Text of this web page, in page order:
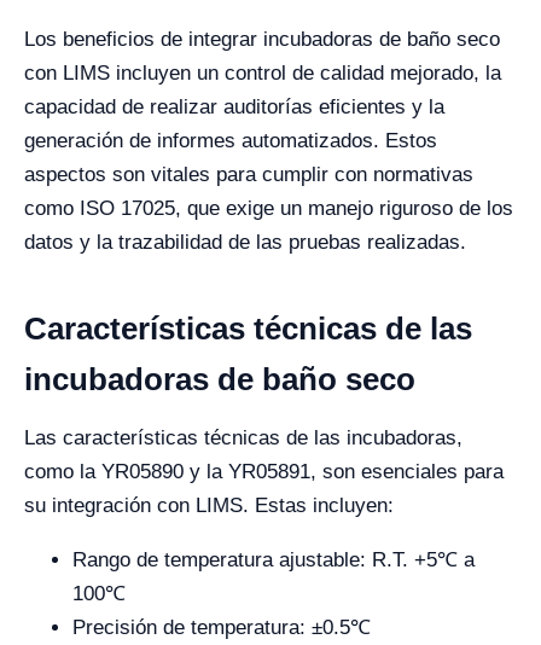
Los beneficios de integrar incubadoras de baño seco
con LIMS incluyen un control de calidad mejorado, la
capacidad de realizar auditorías eficientes y la
generación de informes automatizados. Estos
aspectos son vitales para cumplir con normativas
como ISO 17025, que exige un manejo riguroso de los
datos y la trazabilidad de las pruebas realizadas.
Características técnicas de las
incubadoras de baño seco
Las características técnicas de las incubadoras,
como la YR05890 y la YR05891, son esenciales para
su integración con LIMS. Estas incluyen:
Rango de temperatura ajustable: R.T. +5℃ a
100℃
Precisión de temperatura: ±0.5℃